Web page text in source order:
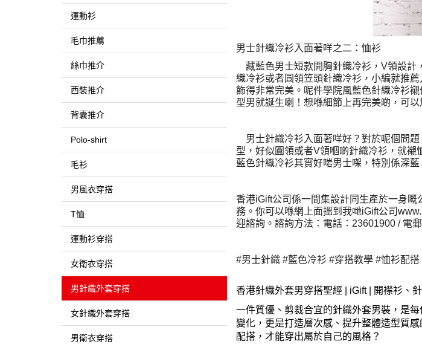
運動衫
毛巾推薦
絲巾推介
西裝推介
背囊推介
Polo-shirt
毛衫
男風衣穿搭
T恤
運動衫穿搭
女衛衣穿搭
男針織外套穿搭
女針織外套穿搭
男衛衣穿搭
男士針織冷衫入面著咩之二：恤衫
藏藍色男士短款開胸針織冷衫，V領設
織冷衫或者圓領笠頭針織冷衫，小編就推
飾得非常完美。呢件學院風藍色針織冷衫
型男就誕生喇！想喺細節上再完美啲，可以
男士針織冷衫入面著咩好？對於呢個問
型，好似圓領或者V領嗰啲針織冷衫，就襯
藍色針織冷衫其實好啱男士㗎，特別係深
香港iGift公司係一間集設計同生產於一身
務。你可以喺網上面搵到我哋iGift公司
迎諮詢。諮詢方法：電話：23601900 / 電
#男士針織 #藍色冷衫 #穿搭教學 #恤衫配
香港針織外套男穿搭聖經 | iGift |
開襟衫、
一件質優、剪裁合宜的針織外套男裝，是
變化，更是打造層次感、提升整體造型質
配搭，才能穿出屬於自己的風格？